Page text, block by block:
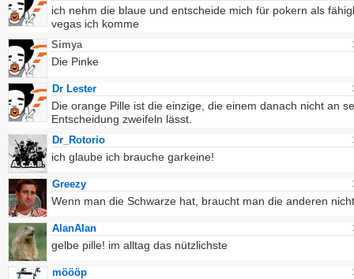
ich nehm die blaue und entscheide mich für pokern als
vegas ich komme
Simya
Die Pinke
Dr Lester
Die orange Pille ist die einzige, die einem danach nicht an
Entscheidung zweifeln lässt.
Dr_Rotorio
ich glaube ich brauche garkeine!
Greezy
Wenn man die Schwarze hat, braucht man die anderen
AlanAlan
gelbe pille! im alltag das nützlichste
möööp